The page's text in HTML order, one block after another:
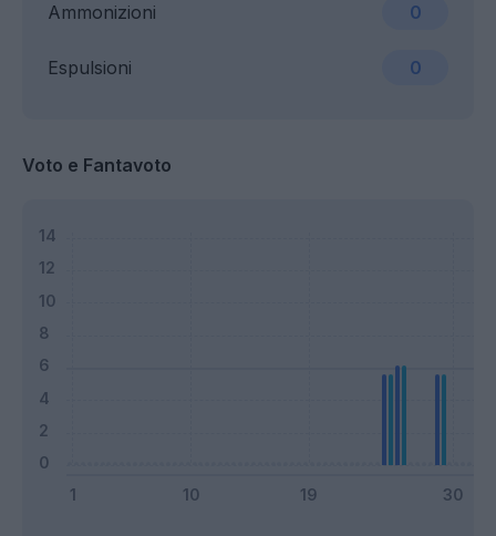
Ammonizioni 0
Espulsioni 0
Voto e Fantavoto